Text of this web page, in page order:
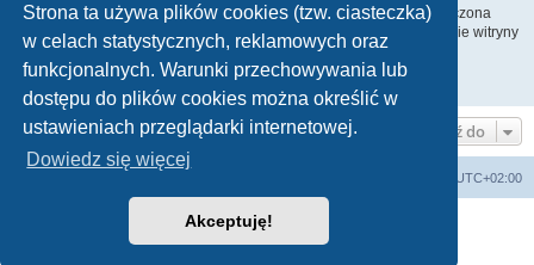
Strona ta używa plików cookies (tzw. ciasteczka)
w celach statystycznych, reklamowych oraz
funkcjonalnych. Warunki przechowywania lub
dostępu do plików cookies można określić w
ustawieniach przeglądarki internetowej.
Dowiedz się więcej
Akceptuję!
Wszyscy użytkownicy witryny mogą używać – jeśli funkcja ta jest włączona
przez administratora witryny – formularza „Kontakt z nami”. Członkowie witryny
mogą także używać odnośnika „Zespół administracyjny”.
Na górę
Przejdź do
UTC+02:00
Technologię dostarczaphpBB® Forum Software © phpBB Limited
Polski pakiet językowy dostarcza